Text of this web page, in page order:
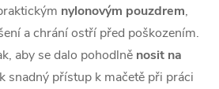
nylonovým pouzdrem,
a chrání ostří před poškozením.
aby se dalo pohodlně nosit na
snadný přístup k mačetě při práci